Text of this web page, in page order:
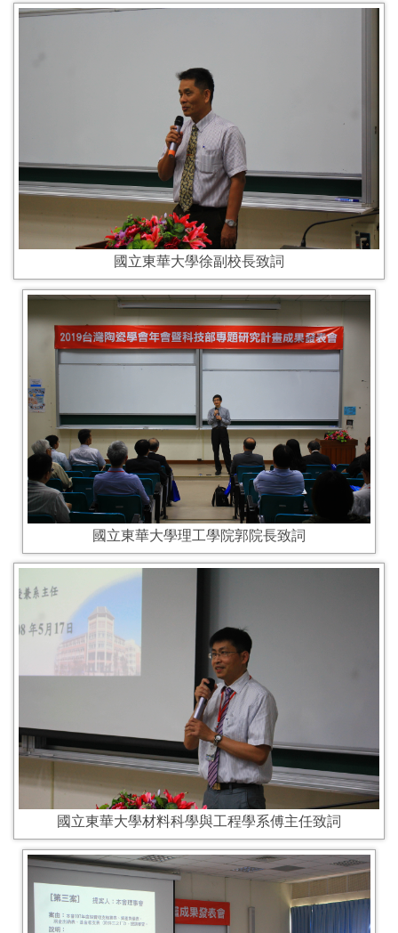
國立東華大學徐副校長致詞
國立東華大學理工學院郭院長致詞
國立東華大學材料科學與工程學系傅主任致詞